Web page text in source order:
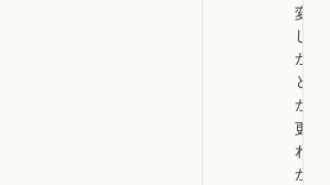
変更
した
か、
どこ
が変
更さ
れた
か、